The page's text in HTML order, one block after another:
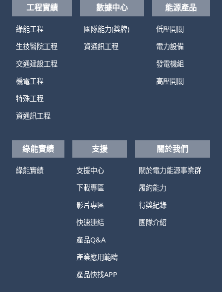
工程實績
綠能工程
生技醫院工程
交通建設工程
機電工程
特殊工程
資通訊工程
數據中心
團隊能力(獎牌)
資通訊工程
能源產品
低壓開關
電力設備
發電機組
高壓開關
綠能實績
綠能實績
支援
支援中心
下載專區
影片專區
快速連結
產品Q&A
產業應用範疇
產品快找APP
關於我們
關於電力能源事業群
履約能力
得獎紀錄
團隊介紹